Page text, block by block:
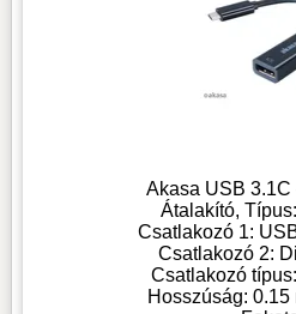
Akasa USB 3.1C
Átalakító,
Csatlakozó 1:
Csatlakozó 2:
Csatlakozó
Hosszúság: 0.15